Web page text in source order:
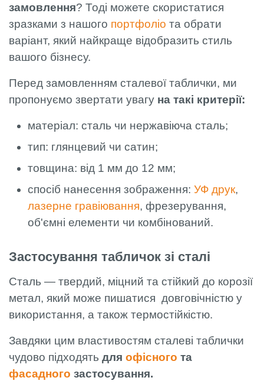
замовлення? Тоді можете скористатися
зразками з нашого портфоліо та обрати
варіант, який найкраще відобразить стиль
вашого бізнесу.
Перед замовленням сталевої таблички, ми
пропонуємо звертати увагу на такі критерії:
матеріал: сталь чи нержавіюча сталь;
тип: глянцевий чи сатин;
товщина: від 1 мм до 12 мм;
спосіб нанесення зображення: УФ друк,
лазерне гравіювання, фрезерування,
об'ємні елементи чи комбінований.
Застосування табличок зі сталі
Сталь — твердий, міцний та стійкий до корозії
метал, який може пишатися довговічністю у
використання, а також термостійкістю.
Завдяки цим властивостям сталеві таблички
чудово підходять для офісного та
фасадного застосування.